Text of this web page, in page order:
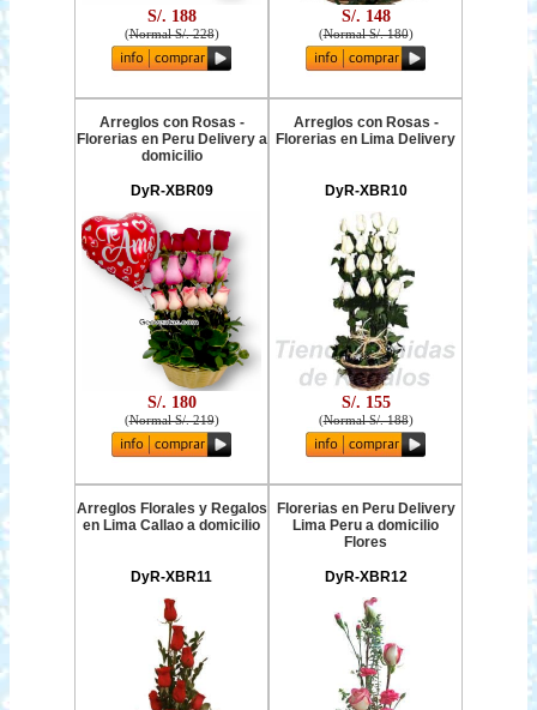
S/. 188
(Normal S/. 228)
S/. 148
(Normal S/. 180)
Arreglos con Rosas -
Florerias en Peru Delivery a
domicilio
DyR-XBR09
S/. 180
(Normal S/. 219)
Arreglos con Rosas -
Florerias en Lima Delivery
DyR-XBR10
S/. 155
(Normal S/. 188)
Arreglos Florales y Regalos
en Lima Callao a domicilio
DyR-XBR11
Florerias en Peru Delivery
Lima Peru a domicilio
Flores
DyR-XBR12